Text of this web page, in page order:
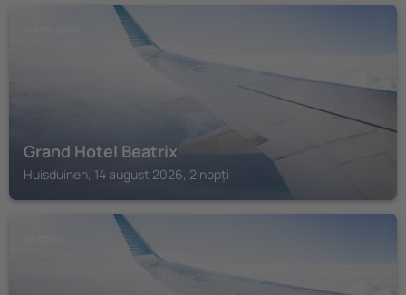
Grand Hotel Beatrix
Huisduinen, 14 august 2026, 2 nopți